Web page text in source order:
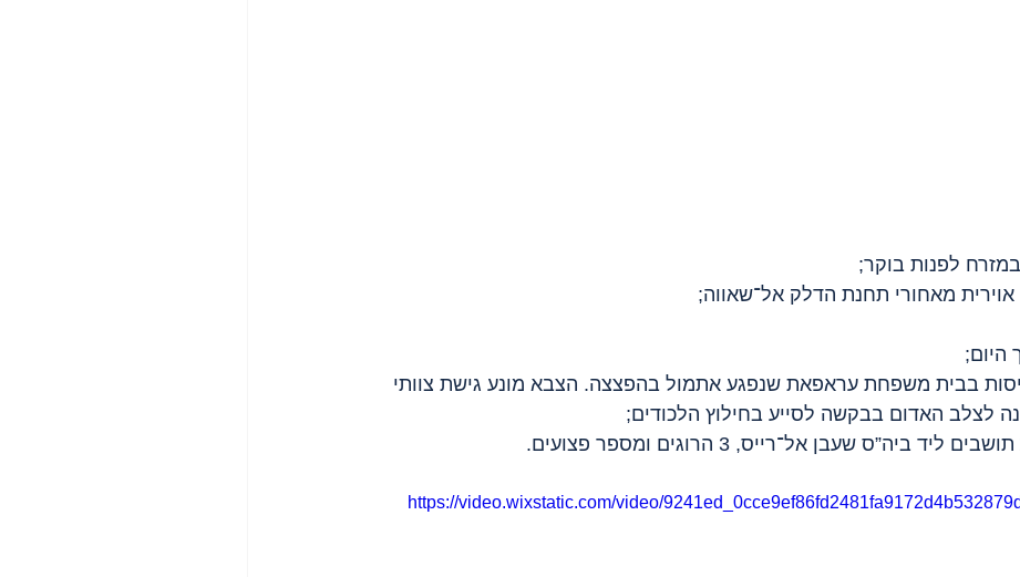
לפנות בוקר;
מאחורי תחנת הדלק אל־שאווה;
היום;
בבית משפחת עראפאת שנפגע אתמול בהפצצה. הצבא מונע גישת צוותי
לצלב האדום בבקשה לסייע בחילוץ הלכודים;
ביה”ס שעבן אל־רייס, 3 הרוגים ומספר פצועים.
https://video.wixstatic.com/video/